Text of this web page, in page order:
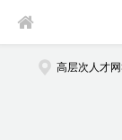
高层次人才网